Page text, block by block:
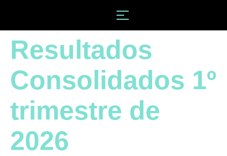
Resultados
Consolidados 1º
trimestre de
2026